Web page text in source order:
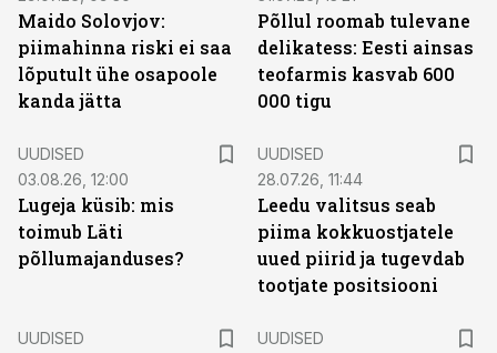
Maido Solovjov:
piimahinna riski ei saa
lõputult ühe osapoole
kanda jätta
Põllul roomab tulevane
delikatess: Eesti ainsas
teofarmis kasvab 600
000 tigu
UUDISED
03.08.26, 12:00
Lugeja küsib: mis
toimub Läti
põllumajanduses?
UUDISED
28.07.26, 11:44
Leedu valitsus seab
piima kokkuostjatele
uued piirid ja tugevdab
tootjate positsiooni
UUDISED
UUDISED